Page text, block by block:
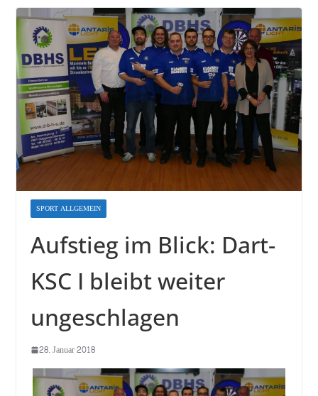
SPORT ALLGEMEIN
Aufstieg im Blick: Dart-
KSC I bleibt weiter
ungeschlagen
28. Januar 2018